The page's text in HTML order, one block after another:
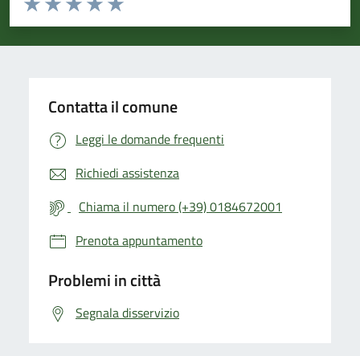
Valuta 5 stelle su 5
Valuta 4 stelle su 5
Valuta 3 stelle su 5
Valuta 2 stelle su 5
Valuta 1 stelle su 5
Contatta il comune
Leggi le domande frequenti
Richiedi assistenza
Chiama il numero (+39) 0184672001
Prenota appuntamento
Problemi in città
Segnala disservizio